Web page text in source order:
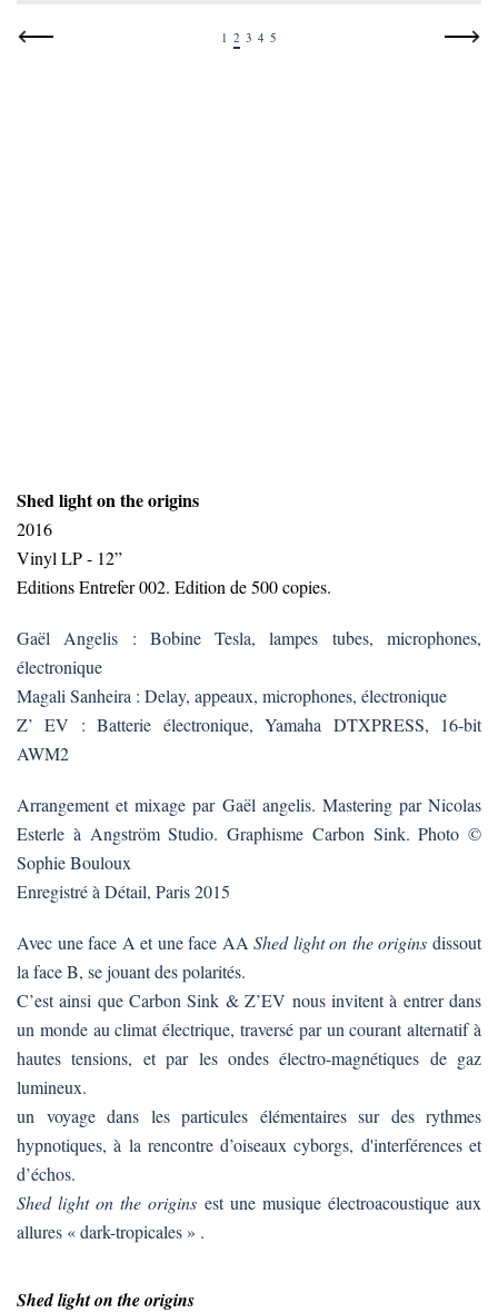
1 2 3 4 5
Shed light on the origins
2016
Vinyl LP - 12”
Editions Entrefer 002. Edition de 500 copies.
Gaël Angelis : Bobine Tesla, lampes tubes, microphones,
électronique
Magali Sanheira : Delay, appeaux, microphones, électronique
Z’ EV : Batterie électronique, Yamaha DTXPRESS, 16-bit
AWM2
Arrangement et mixage par Gaël angelis. Mastering par Nicolas
Esterle à Angström Studio. Graphisme Carbon Sink. Photo ©
Sophie Bouloux
Enregistré à Détail, Paris 2015
Avec une face A et une face AAShed light on the origins dissout
la face B, se jouant des polarités.
C’est ainsi que Carbon Sink & Z’EV nous invitent à entrer dans
un monde au climat électrique, traversé par un courant alternatif à
hautes tensions, et par les ondes électro-magnétiques de gaz
lumineux.
un voyage dans les particules élémentaires sur des rythmes
hypnotiques, à la rencontre d’oiseaux cyborgs, d'interférences et
d’échos.
Shed light on the origins est une musique électroacoustique aux
allures « dark-tropicales » .
Shed light on the origins